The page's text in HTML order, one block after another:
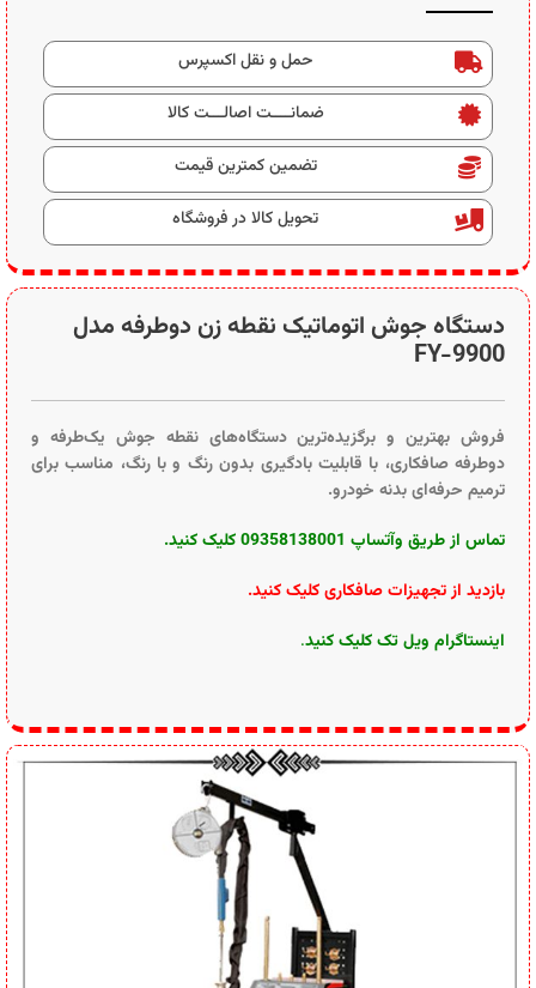
دستگاه جوش اتوماتیک نقطه زن دوطرفه مدل
FY-9900
فروش بهترین و برگزیده‌ترین دستگاه‌های نقطه جوش یک‌طرفه و
دوطرفه صافکاری، با قابلیت بادگیری بدون رنگ و با رنگ، مناسب برای
ترمیم حرفه‌ای بدنه خودرو.
تماس از طریق وآتساپ 09358138001 کلیک کنید.
بازدید از تجهیزات صافکاری کلیک کنید.
اینستاگرام ویل تک کلیک کنید.
حمل و نقل اکسپرس
ضمانــــت اصالـــت کالا
تضمین کمترین قیمت
تحویل کالا در فروشگاه